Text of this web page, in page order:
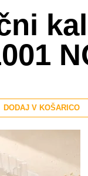
DODAJ V KOŠARICO